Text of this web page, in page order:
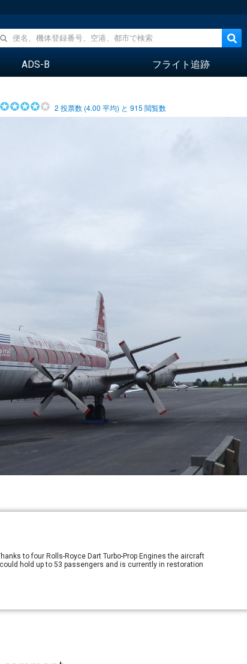
ADS-B フライト追跡
2 投票数 (4.00 平均) と915 閲覧数
to four Rolls-Royce Dart Turbo-Prop Engines the aircraft
hold up to 53 passengers and is currently in restoration